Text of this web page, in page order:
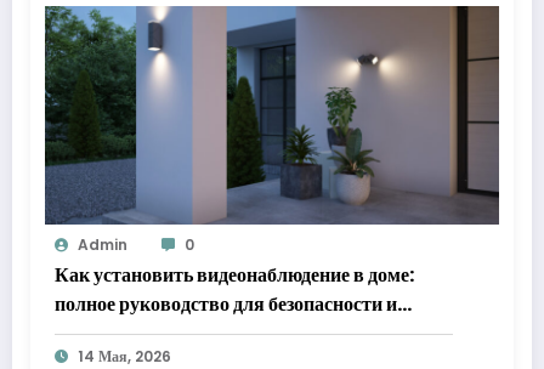
Admin 0
Как установить видеонаблюдение в доме:
полное руководство для безопасности и
спокойствия
14 Мая, 2026